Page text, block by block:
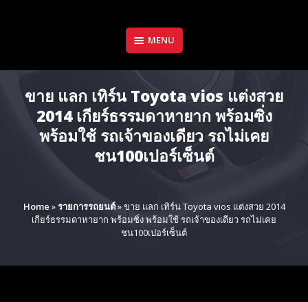
MENU
ขาย แลก เทิร์น Toyota vios แต่งสวย
2014 เกียร์ธรรมดาหายาก พร้อมซิ่ง
พร้อมใช้ รถเจ้าของเดียว รถไม่เคย
ชน100เปอร์เซ็นต์
Home »รายการรถยนต์»ขาย แลก เทิร์น Toyota vios แต่งสวย 2014
เกียร์ธรรมดาหายาก พร้อมซิ่ง พร้อมใช้ รถเจ้าของเดียว รถไม่เคย
ชน100เปอร์เซ็นต์